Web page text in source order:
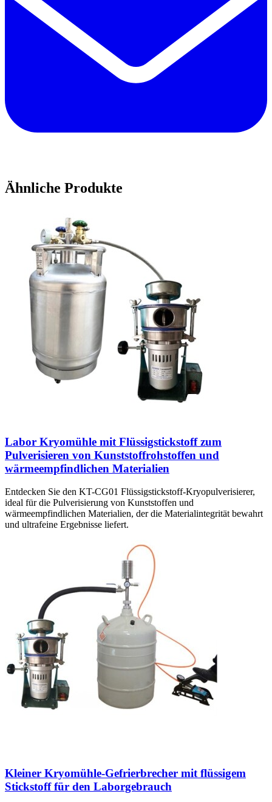
Ähnliche Produkte
Labor Kryomühle mit Flüssigstickstoff zum
Pulverisieren von Kunststoffrohstoffen und
wärmeempfindlichen Materialien
Entdecken Sie den KT-CG01 Flüssigstickstoff-Kryopulverisierer,
ideal für die Pulverisierung von Kunststoffen und
wärmeempfindlichen Materialien, der die Materialintegrität bewahrt
und ultrafeine Ergebnisse liefert.
Kleiner Kryomühle-Gefrierbrecher mit flüssigem
Stickstoff für den Laborgebrauch